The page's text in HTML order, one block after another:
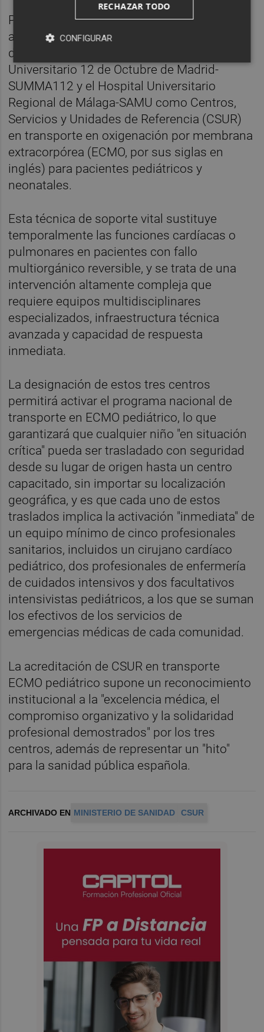
Por otro lado, el Consejo Interterritorial ha
aprobado la designación del Hospital Vall
d'Hebron de Barcelona-SEM, el Hospital
Universitario 12 de Octubre de Madrid-
SUMMA112 y el Hospital Universitario
Regional de Málaga-SAMU como Centros,
Servicios y Unidades de Referencia (CSUR)
en transporte en oxigenación por membrana
extracorpórea (ECMO, por sus siglas en
inglés) para pacientes pediátricos y
neonatales.
Esta técnica de soporte vital sustituye
temporalmente las funciones cardíacas o
pulmonares en pacientes con fallo
multiorgánico reversible, y se trata de una
intervención altamente compleja que
requiere equipos multidisciplinares
especializados, infraestructura técnica
avanzada y capacidad de respuesta
inmediata.
La designación de estos tres centros
permitirá activar el programa nacional de
transporte en ECMO pediátrico, lo que
garantizará que cualquier niño "en situación
crítica" pueda ser trasladado con seguridad
desde su lugar de origen hasta un centro
capacitado, sin importar su localización
geográfica, y es que cada uno de estos
traslados implica la activación "inmediata" de
un equipo mínimo de cinco profesionales
sanitarios, incluidos un cirujano cardíaco
pediátrico, dos profesionales de enfermería
de cuidados intensivos y dos facultativos
intensivistas pediátricos, a los que se suman
los efectivos de los servicios de
emergencias médicas de cada comunidad.
La acreditación de CSUR en transporte
ECMO pediátrico supone un reconocimiento
institucional a la "excelencia médica, el
compromiso organizativo y la solidaridad
profesional demostrados" por los tres
centros, además de representar un "hito"
para la sanidad pública española.
ARCHIVADO EN MINISTERIO DE SANIDAD CSUR
RECHAZAR TODO
CONFIGURAR